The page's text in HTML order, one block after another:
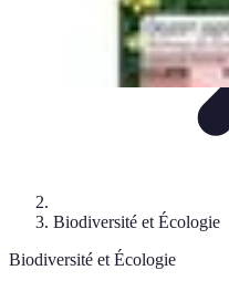
Biodiversité et Écologie
Biodiversité et Écologie